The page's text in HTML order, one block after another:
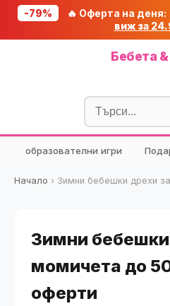
-79% 🔥 Оферта на деня:
виж за
Бебета
Блог
🧮
🔍 Намери
🎁
образователни игри
Начало › Зимни бебешки дрехи
Зимни бебешки
момичета до
оферти